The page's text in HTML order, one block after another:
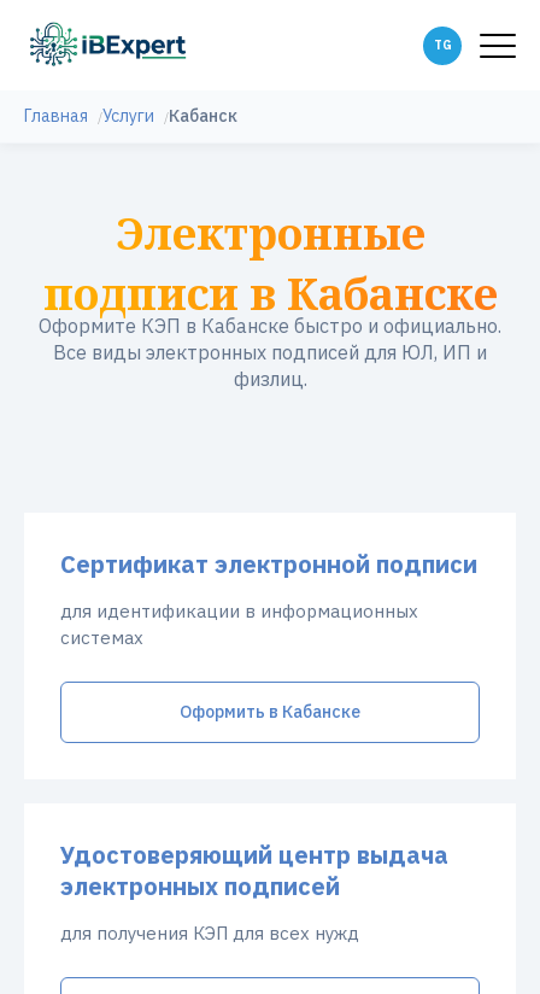
Главная Услуги Кабанск
Электронные
подписи в Кабанске
Оформите КЭП в Кабанске быстро и официально.
Все виды электронных подписей для ЮЛ, ИП и
физлиц.
Сертификат электронной подписи
для идентификации в информационных
системах
Оформить в Кабанске
Удостоверяющий центр выдача
электронных подписей
для получения КЭП для всех нужд